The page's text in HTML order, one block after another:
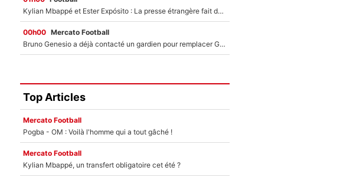
Kylian Mbappé et Ester Expósito : La presse étrangère fait de nouvelles révélations sur leurs vacances en amoureux
00h00 Mercato Football
Bruno Genesio a déjà contacté un gardien pour remplacer Geronimo Rulli : La crise financière peut encore plomber les plans de l’OM sur le mercato
Top Articles
Mercato Football
Pogba - OM : Voilà l'homme qui a tout gâché !
Mercato Football
Kylian Mbappé, un transfert obligatoire cet été ?